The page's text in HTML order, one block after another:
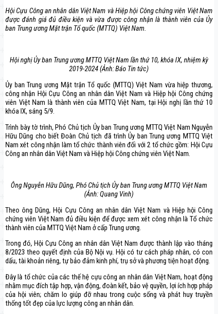
Hội Cựu Công an nhân dân Việt Nam và Hiệp hội Công chứng viên Việt Nam
được đánh giá đủ điều kiện và vừa được công nhận là thành viên của Ủy
ban Trung ương Mặt trận Tổ quốc (MTTQ) Việt Nam.
Hội nghị Ủy ban Trung ương MTTQ Việt Nam lần thứ 10, khóa IX, nhiệm kỳ
2019-2024 (Ảnh: Báo Tin tức)
Ủy ban Trung ương Mặt trận Tổ quốc (MTTQ) Việt Nam vừa hiệp thương,
công nhận Hội Cựu Công an nhân dân Việt Nam và Hiệp hội Công chứng
viên Việt Nam là thành viên của MTTQ Việt Nam, tại Hội nghị lần thứ 10
khóa IX, sáng 5/9.
Trình bày tờ trình, Phó Chủ tịch Ủy ban Trung ương MTTQ Việt Nam Nguyễn
Hữu Dũng cho biết Đoàn Chủ tịch đã trình Ủy ban Trung ương MTTQ Việt
Nam xét công nhận làm tổ chức thành viên đối với 2 tổ chức gồm: Hội Cựu
Công an nhân dân Việt Nam và Hiệp hội Công chứng viên Việt Nam.
Ông Nguyễn Hữu Dũng, Phó Chủ tịch Ủy ban Trung ương MTTQ Việt Nam
(Ảnh: Quang Vinh)
Theo ông Dũng, Hội Cựu Công an nhân dân Việt Nam và Hiệp hội Công
chứng viên Việt Nam đủ điều kiện để được xem xét công nhận là Tổ chức
thành viên của MTTQ Việt Nam ở cấp Trung ương.
Trong đó, Hội Cựu Công an nhân dân Việt Nam được thành lập vào tháng
8/2023 theo quyết định của Bộ Nội vụ. Hội có tư cách pháp nhân, có con
dấu, tài khoản riêng, tự bảo đảm kinh phí, trụ sở và phương tiện hoạt động.
Đây là tổ chức của các thế hệ cựu công an nhân dân Việt Nam, hoạt động
nhằm mục đích tập hợp, vận động, đoàn kết, bảo vệ quyền, lợi ích hợp pháp
của hội viên; chăm lo giúp đỡ nhau trong cuộc sống và phát huy truyền
thống tốt đẹp của lực lượng công an nhân dân.